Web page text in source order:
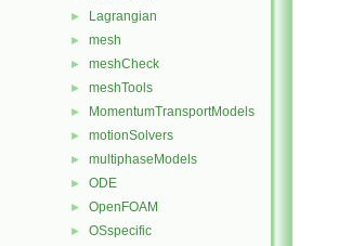
► Lagrangian
► mesh
► meshCheck
► meshTools
► MomentumTransportModels
► motionSolvers
► multiphaseModels
► ODE
► OpenFOAM
► OSspecific